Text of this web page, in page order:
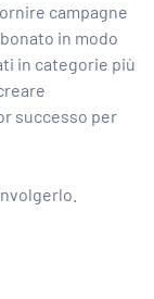
campagne
in modo
in categorie più
successo per